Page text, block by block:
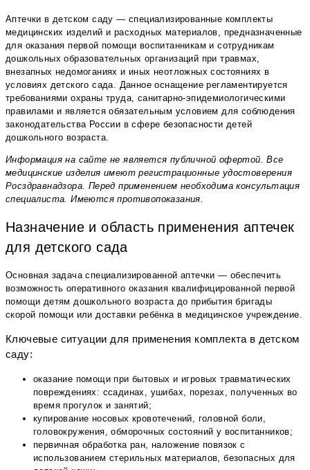
Аптечки в детском саду — специализированные комплекты
медицинских изделий и расходных материалов, предназначенные
для оказания первой помощи воспитанникам и сотрудникам
дошкольных образовательных организаций при травмах,
внезапных недомоганиях и иных неотложных состояниях в
условиях детского сада. Данное оснащение регламентируется
требованиями охраны труда, санитарно-эпидемиологическими
правилами и является обязательным условием для соблюдения
законодательства России в сфере безопасности детей
дошкольного возраста.
Информация на сайте не является публичной офертой. Все
медицинские изделия имеют регистрационные удостоверения
Росздравнадзора. Перед применением необходима консультация
специалиста. Имеются противопоказания.
Назначение и область применения аптечек
для детского сада
Основная задача специализированной аптечки — обеспечить
возможность оперативного оказания квалифицированной первой
помощи детям дошкольного возраста до прибытия бригады
скорой помощи или доставки ребёнка в медицинское учреждение.
Ключевые ситуации для применения комплекта в детском
саду:
оказание помощи при бытовых и игровых травматических
повреждениях: ссадинах, ушибах, порезах, полученных во
время прогулок и занятий;
купирование носовых кровотечений, головной боли,
головокружения, обморочных состояний у воспитанников;
первичная обработка ран, наложение повязок с
использованием стерильных материалов, безопасных для